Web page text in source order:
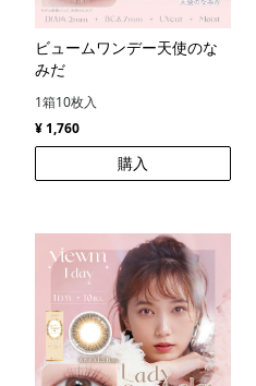
ビュームワンデー天使のな
みだ
1箱10枚入
¥ 1,760
購入